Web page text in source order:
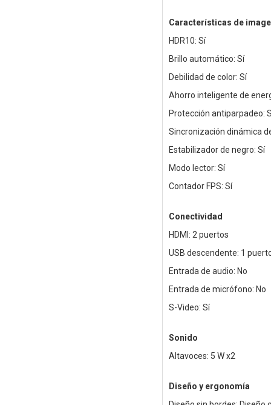
Características de
HDR10: Sí
Brillo automático: Sí
Debilidad de color: Sí
Ahorro inteligente de
Protección antiparpadeo:
Sincronización dinámica
Estabilizador de negro: Sí
Modo lector: Sí
Contador FPS: Sí
Conectividad
HDMI: 2 puertos
USB descendente: 1
Entrada de audio: No
Entrada de micrófono: No
S-Video: Sí
Sonido
Altavoces: 5 W x2
Diseño y ergonomía